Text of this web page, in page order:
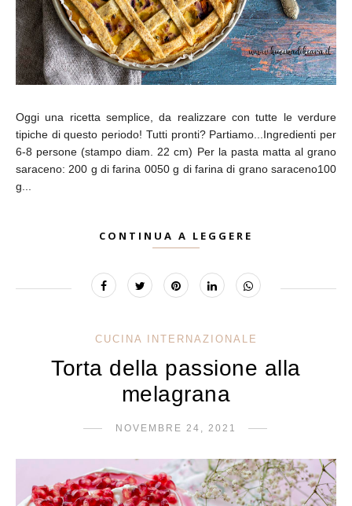
Oggi una ricetta semplice, da realizzare con tutte le verdure
tipiche di questo periodo! Tutti pronti? Partiamo...Ingredienti per
6-8 persone (stampo diam. 22 cm) Per la pasta matta al grano
saraceno: 200 g di farina 0050 g di farina di grano saraceno100
g...
CONTINUA A LEGGERE
CUCINA INTERNAZIONALE
Torta della passione alla
melagrana
NOVEMBRE 24, 2021